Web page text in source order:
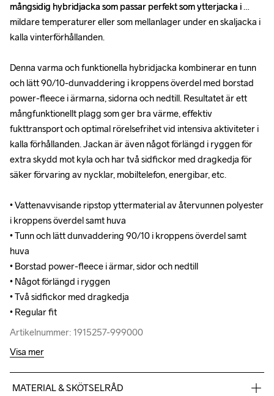
mångsidig hybridjacka som passar perfekt som ytterjacka i
mildare temperaturer eller som mellanlager under en skaljacka i
kalla vinterförhållanden.
Denna varma och funktionella hybridjacka kombinerar en tunn
och lätt 90/10-dunvaddering i kroppens överdel med borstad
power-fleece i ärmarna, sidorna och nedtill. Resultatet är ett
mångfunktionellt plagg som ger bra värme, effektiv
fukttransport och optimal rörelsefrihet vid intensiva aktiviteter i
kalla förhållanden. Jackan är även något förlängd i ryggen för
extra skydd mot kyla och har två sidfickor med dragkedja för
säker förvaring av nycklar, mobiltelefon, energibar, etc.
• Vattenavvisande ripstop yttermaterial av återvunnen polyester
i kroppens överdel samt huva
• Tunn och lätt dunvaddering 90/10 i kroppens överdel samt
huva
• Borstad power-fleece i ärmar, sidor och nedtill
• Något förlängd i ryggen
• Två sidfickor med dragkedja
• Regular fit
Artikelnummer: 1915257-999000
mångsidig hybridjacka som passar perfekt som ytterjacka i
mildare temperaturer eller som mellanlager under en skaljacka i
kalla vinterförhållanden.
Denna varma och funktionella hybridjacka kombinerar en tunn
och lätt 90/10-dunvaddering i kroppens överdel med borstad
power-fleece i ärmarna, sidorna och nedtill. Resultatet är ett
mångfunktionellt plagg som ger bra värme, effektiv
fukttransport och optimal rörelsefrihet vid intensiva aktiviteter i
kalla förhållanden. Jackan är även något förlängd i ryggen för
extra skydd mot kyla och har två sidfickor med dragkedja för
säker förvaring av nycklar, mobiltelefon, energibar, etc.
• Vattenavvisande ripstop yttermaterial av återvunnen polyester
i kroppens överdel samt huva
• Tunn och lätt dunvaddering 90/10 i kroppens överdel samt
huva
• Borstad power-fleece i ärmar, sidor och nedtill
• Något förlängd i ryggen
• Två sidfickor med dragkedja
• Regular fit
Artikelnummer: 1915257-999000
Visa mer
MATERIAL & SKÖTSELRÅD